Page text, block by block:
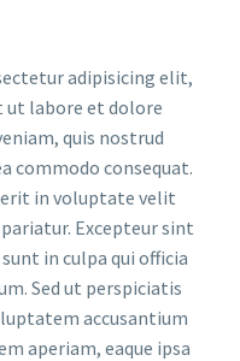
adipisicing elit,
ut labore et dolore
quis nostrud
commodo consequat.
in voluptate velit
Excepteur sint
in culpa qui officia
Sed ut perspiciatis
accusantium
aperiam, eaque ipsa